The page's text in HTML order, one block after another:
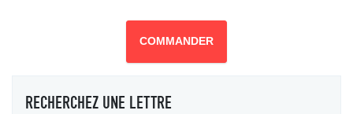
COMMANDER
RECHERCHEZ UNE LETTRE